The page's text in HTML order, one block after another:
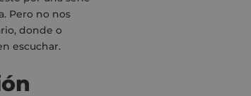
Pero no nos
donde o
escuchar.